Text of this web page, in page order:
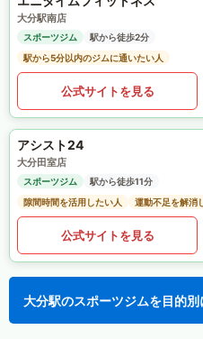
大分駅南店
スポーツジム
駅から徒歩2分
駅から5分以内のジムに通いたい人
公式サイトを見る
アシスト24
大分田室店
スポーツジム
駅から徒歩11分
隙間時間を活用したい人
運動不足を解消
公式サイトを見る
大分駅のスポーツジムを目的別